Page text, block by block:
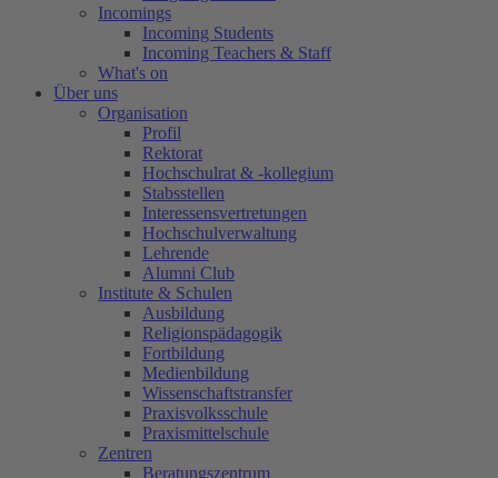
Incomings
Incoming Students
Incoming Teachers & Staff
What's on
Über uns
Organisation
Profil
Rektorat
Hochschulrat & -kollegium
Stabsstellen
Interessensvertretungen
Hochschulverwaltung
Lehrende
Alumni Club
Institute & Schulen
Ausbildung
Religionspädagogik
Fortbildung
Medienbildung
Wissenschaftstransfer
Praxisvolksschule
Praxismittelschule
Zentren
Beratungszentrum